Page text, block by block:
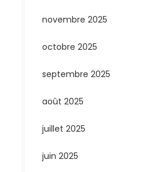
novembre 2025
octobre 2025
septembre 2025
août 2025
juillet 2025
juin 2025